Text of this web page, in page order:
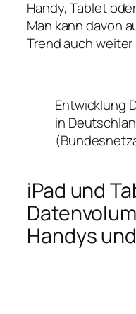
Handy, Tablet
Man kann davon
Trend auch
Entwicklung
in
iPad und
Handys